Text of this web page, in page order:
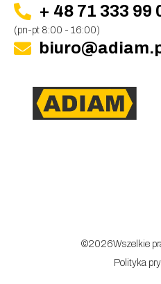
©2026Wszelkie
Polityka
+ 48 71 333 99
(pn-pt 8:00 - 16:00)